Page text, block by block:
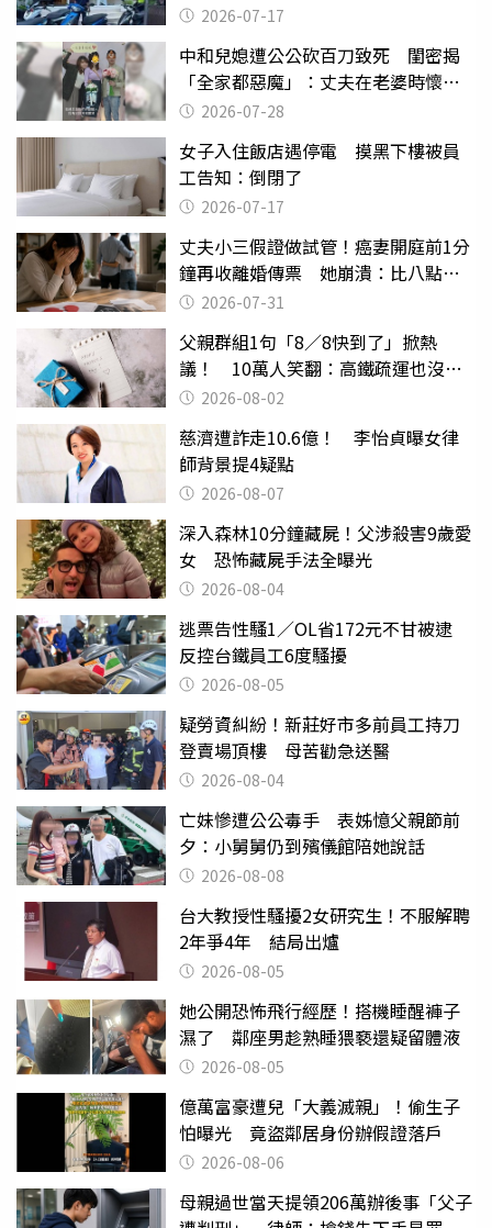
2026-07-17
中和兒媳遭公公砍百刀致死 閨密揭
「全家都惡魔」：丈夫在老婆時懷孕
摔東西
2026-07-28
女子入住飯店遇停電 摸黑下樓被員
工告知：倒閉了
2026-07-17
丈夫小三假證做試管！癌妻開庭前1分
鐘再收離婚傳票 她崩潰：比八點檔
還扯2026-07-31
父親群組1句「8／8快到了」掀熱
議！ 10萬人笑翻：高鐵疏運也沒列
父親節
2026-08-02
慈濟遭詐走10.6億！ 李怡貞曝女律
師背景提4疑點
2026-08-07
深入森林10分鐘藏屍！父涉殺害9歲愛
女 恐怖藏屍手法全曝光
2026-08-04
逃票告性騷1／OL省172元不甘被逮
反控台鐵員工6度騷擾
2026-08-05
疑勞資糾紛！新莊好市多前員工持刀
登賣場頂樓 母苦勸急送醫
2026-08-04
亡妹慘遭公公毒手 表姊憶父親節前
夕：小舅舅仍到殯儀館陪她說話
2026-08-08
台大教授性騷擾2女研究生！不服解聘
2年爭4年 結局出爐
2026-08-05
她公開恐怖飛行經歷！搭機睡醒褲子
濕了 鄰座男趁熟睡猥褻還疑留體液
2026-08-05
億萬富豪遭兒「大義滅親」！偷生子
怕曝光 竟盜鄰居身份辦假證落戶
2026-08-06
母親過世當天提領206萬辦後事「父子